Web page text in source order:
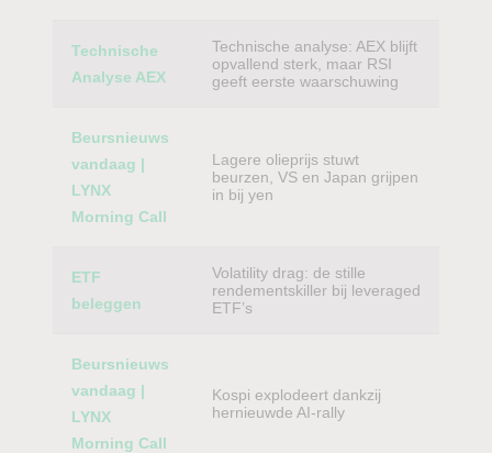
Technische
Analyse AEX
Technische analyse: AEX blijft
opvallend sterk, maar RSI
geeft eerste waarschuwing
Beursnieuws
vandaag |
LYNX
Morning Call
Lagere olieprijs stuwt
beurzen, VS en Japan grijpen
in bij yen
ETF
beleggen
Volatility drag: de stille
rendementskiller bij leveraged
ETF’s
Beursnieuws
vandaag |
LYNX
Morning Call
Kospi explodeert dankzij
hernieuwde AI-rally